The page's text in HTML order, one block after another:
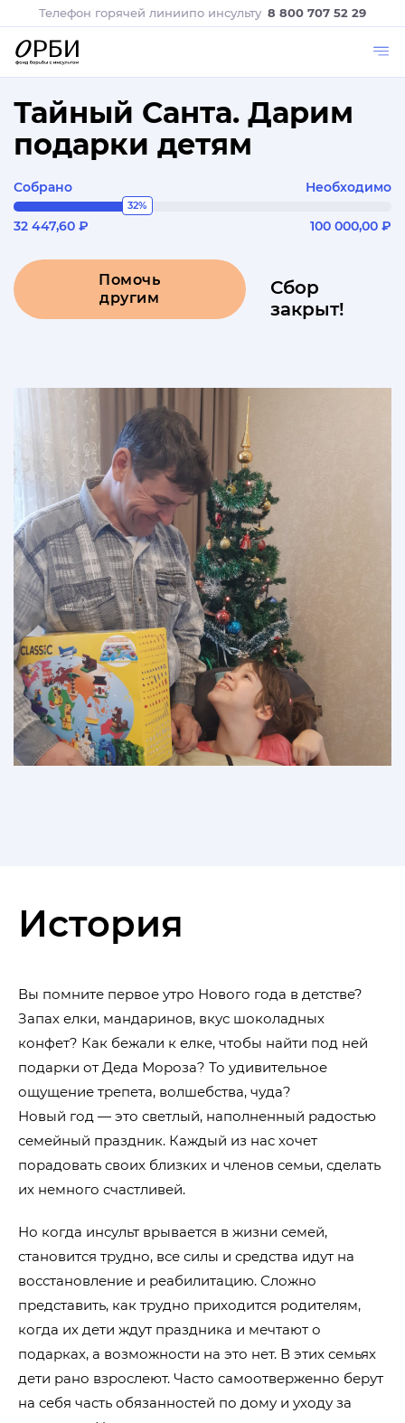
Телефон горячей линиипо инсульту 8 800 707 52 29
Тайный Санта. Дарим
подарки детям
Собрано Необходимо
32%
32 447,60 ₽ 100 000,00 ₽
Помочь
другим
Сбор
закрыт!
История
Вы помните первое утро Нового года в детстве?
Запах елки, мандаринов, вкус шоколадных
конфет? Как бежали к елке, чтобы найти под ней
подарки от Деда Мороза? То удивительное
ощущение трепета, волшебства, чуда?
Новый год ― это светлый, наполненный радостью
семейный праздник. Каждый из нас хочет
порадовать своих близких и членов семьи, сделать
их немного счастливей.
Но когда инсульт врывается в жизни семей,
становится трудно, все силы и средства идут на
восстановление и реабилитацию. Сложно
представить, как трудно приходится родителям,
когда их дети ждут праздника и мечтают о
подарках, а возможности на это нет. В этих семьях
дети рано взрослеют. Часто самоотверженно берут
на себя часть обязанностей по дому и уходу за